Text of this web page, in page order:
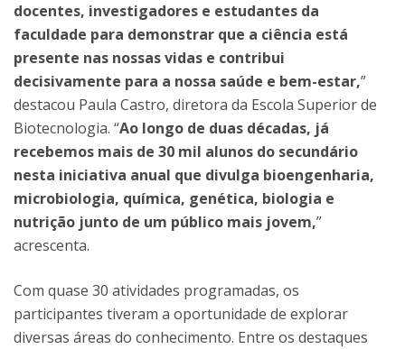
docentes, investigadores e estudantes da
faculdade para demonstrar que a ciência está
presente nas nossas vidas e contribui
decisivamente para a nossa saúde e bem-estar,”
destacou Paula Castro, diretora da Escola Superior de
Biotecnologia. “Ao longo de duas décadas, já
recebemos mais de 30 mil alunos do secundário
nesta iniciativa anual que divulga bioengenharia,
microbiologia, química, genética, biologia e
nutrição junto de um público mais jovem,”
acrescenta.
Com quase 30 atividades programadas, os
participantes tiveram a oportunidade de explorar
diversas áreas do conhecimento. Entre os destaques